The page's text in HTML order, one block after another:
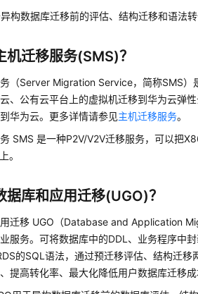
构数据库迁移前的评估、结构迁移和语法转
机迁移服务(SMS)？
（Server Migration Service，简称SMS
、公有云平台上的虚拟机迁移到华为云弹
华为云。更多详情请参见主机迁移服务。
SMS 是一种P2V/V2V迁移服务，可以把
。
据库和应用迁移(UGO)？
迁移 UGO（Database and Application
服务。可将数据库中的DDL、业务程序中
的SQL语法，通过预迁移评估、结构迁
提高转化率、最大化降低用户数据库迁移